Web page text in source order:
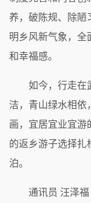
养，破陈规、除陋
明乡风新气象，全
和幸福感。
如今，行走在
洁，青山绿水相依
画，宜居宜业宜游
的返乡游子选择扎
泊。
通讯员 汪泽福